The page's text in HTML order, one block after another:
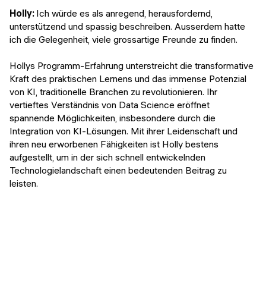
Holly: Ich würde es als anregend, herausfordernd,
unterstützend und spassig beschreiben. Ausserdem hatte
ich die Gelegenheit, viele grossartige Freunde zu finden.
Hollys Programm-Erfahrung unterstreicht die transformative
Kraft des praktischen Lernens und das immense Potenzial
von KI, traditionelle Branchen zu revolutionieren. Ihr
vertieftes Verständnis von Data Science eröffnet
spannende Möglichkeiten, insbesondere durch die
Integration von KI-Lösungen. Mit ihrer Leidenschaft und
ihren neu erworbenen Fähigkeiten ist Holly bestens
aufgestellt, um in der sich schnell entwickelnden
Technologielandschaft einen bedeutenden Beitrag zu
leisten.